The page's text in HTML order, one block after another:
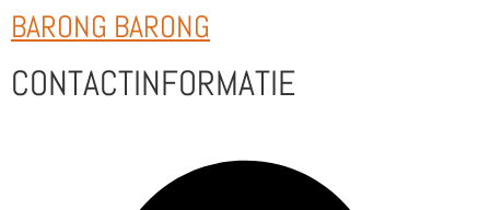
BARONG BARONG
CONTACTINFORMATIE